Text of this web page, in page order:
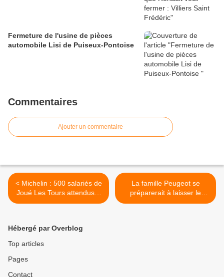
Fermeture de l'usine de pièces
automobile Lisi de Puiseux-Pontoise
Commentaires
Ajouter un commentaire
< Michelin : 500 salariés de
Joué Les Tours attendus à
Clermont Ferrand le 26 juin
La famille Peugeot se
préparerait à laisser le
contrôle de PSA à General
Hébergé par Overblog
Top articles
Pages
Contact